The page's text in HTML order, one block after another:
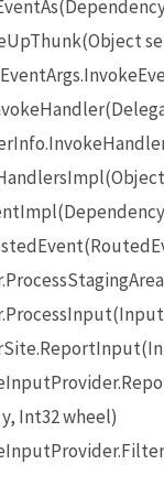
Int32 wheel)